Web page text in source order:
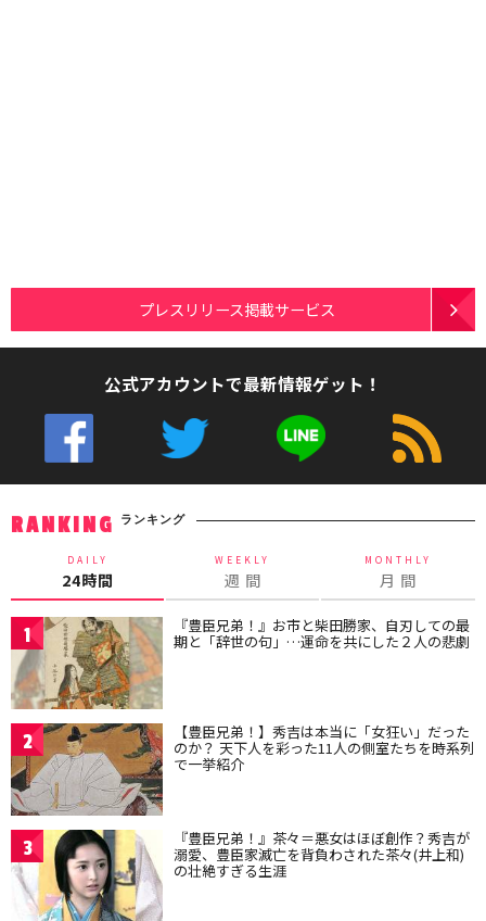
プレスリリース掲載サービス
公式アカウントで最新情報ゲット！
RANKING ランキング
DAILY
24時間
WEEKLY
週 間
MONTHLY
月 間
1 『豊臣兄弟！』お市と柴田勝家、自刃しての最
期と「辞世の句」…運命を共にした２人の悲劇
2 【豊臣兄弟！】秀吉は本当に「女狂い」だった
のか？ 天下人を彩った11人の側室たちを時系列
で一挙紹介
3 『豊臣兄弟！』茶々＝悪女はほぼ創作？秀吉が
溺愛、豊臣家滅亡を背負わされた茶々(井上和)
の壮絶すぎる生涯